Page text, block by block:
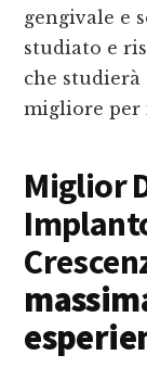
gengivale e
studiato e
che studierà
migliore per
Miglior